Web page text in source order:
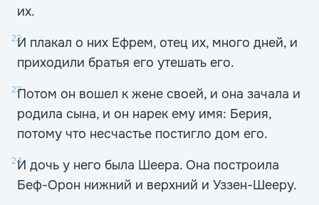
их.
22И плакал о них Ефрем, отец их, много дней, и
приходили братья его утешать его.
23Потом он вошел к жене своей, и она зачала и
родила сына, и он нарек ему имя: Берия,
потому что несчастье постигло дом его.
24И дочь у него была Шеера. Она построила
Беф-Орон нижний и верхний и Уззен-Шееру.